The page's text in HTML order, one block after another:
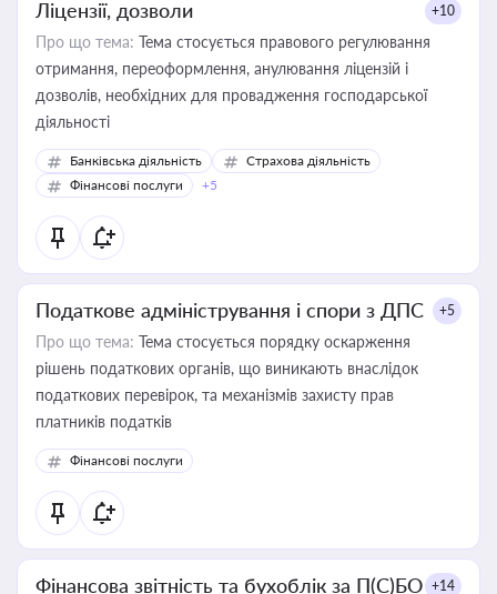
Ліцензії, дозволи +10
Про що тема: Тема стосується правового регулювання
отримання, переоформлення, анулювання ліцензій і
дозволів, необхідних для провадження господарської
діяльності
Банківська діяльність
Страхова діяльність
Фінансові послуги
+5
Податкове адміністрування і спори з ДПС +5
Про що тема: Тема стосується порядку оскарження
рішень податкових органів, що виникають внаслідок
податкових перевірок, та механізмів захисту прав
платників податків
Фінансові послуги
Фінансова звітність та бухоблік за П(С)БО +14